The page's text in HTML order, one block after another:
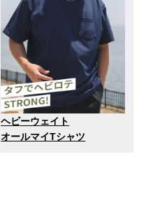
ヘビーウェイト
オールマイTシャツ